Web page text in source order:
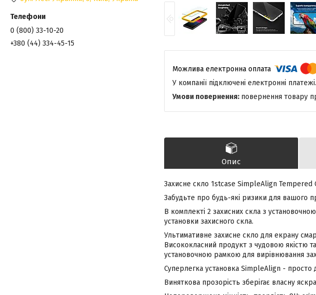
У компанії підключені електронні
повернення товару
Опис
Захисне скло 1stcase SimpleAlign Tempered
Забудьте про будь-які ризики для вашого
В комплекті 2 захисних скла з
установки захисного скла.
Ультимативне захисне скло для екрану
Висококласний продукт з чудовою якістю
установочною рамкою для вирівнювання
Суперлегка установка SimpleAlign - просто
Виняткова прозорість зберігає власну
0 (800) 33-10-20
+380 (44) 334-45-15